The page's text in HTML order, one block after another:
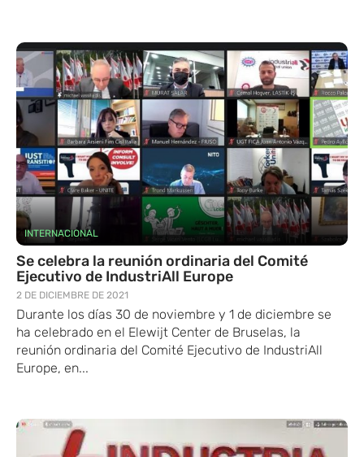
INTERNACIONAL
Se celebra la reunión ordinaria del Comité
Ejecutivo de IndustriAll Europe
2 DE DICIEMBRE DE 2021
Durante los días 30 de noviembre y 1 de diciembre se
ha celebrado en el Elewijt Center de Bruselas, la
reunión ordinaria del Comité Ejecutivo de IndustriAll
Europe, en...